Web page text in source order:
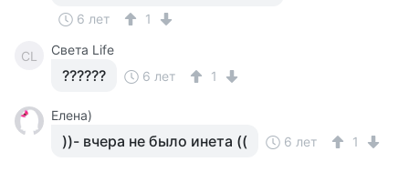
6 лет 1
СL Света Life
?????? 6 лет 1
Елена)
))- вчера не было инета (( 6 лет 1